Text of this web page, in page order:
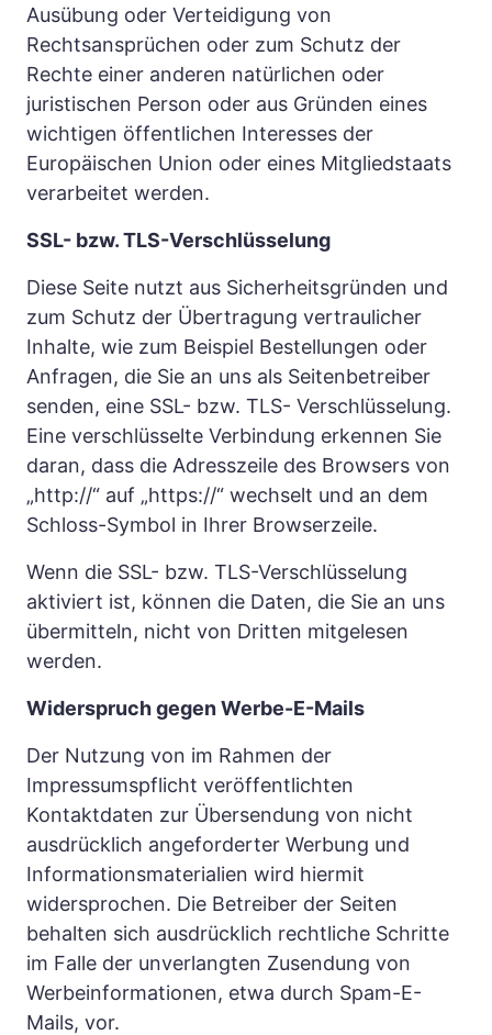
Ausübung oder Verteidigung von
Rechtsansprüchen oder zum Schutz der
Rechte einer anderen natürlichen oder
juristischen Person oder aus Gründen eines
wichtigen öffentlichen Interesses der
Europäischen Union oder eines Mitgliedstaats
verarbeitet werden.
SSL- bzw. TLS-Verschlüsselung
Diese Seite nutzt aus Sicherheitsgründen und
zum Schutz der Übertragung vertraulicher
Inhalte, wie zum Beispiel Bestellungen oder
Anfragen, die Sie an uns als Seitenbetreiber
senden, eine SSL- bzw. TLS- Verschlüsselung.
Eine verschlüsselte Verbindung erkennen Sie
daran, dass die Adresszeile des Browsers von
„http://“ auf „https://“ wechselt und an dem
Schloss-Symbol in Ihrer Browserzeile.
Wenn die SSL- bzw. TLS-Verschlüsselung
aktiviert ist, können die Daten, die Sie an uns
übermitteln, nicht von Dritten mitgelesen
werden.
Widerspruch gegen Werbe-E-Mails
Der Nutzung von im Rahmen der
Impressumspflicht veröffentlichten
Kontaktdaten zur Übersendung von nicht
ausdrücklich angeforderter Werbung und
Informationsmaterialien wird hiermit
widersprochen. Die Betreiber der Seiten
behalten sich ausdrücklich rechtliche Schritte
im Falle der unverlangten Zusendung von
Werbeinformationen, etwa durch Spam-E-
Mails, vor.